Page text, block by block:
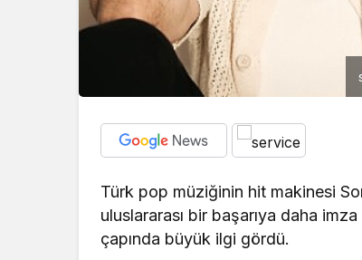
Türk pop müziğinin hit makinesi
uluslararası bir başarıya daha
çapında büyük ilgi gördü.